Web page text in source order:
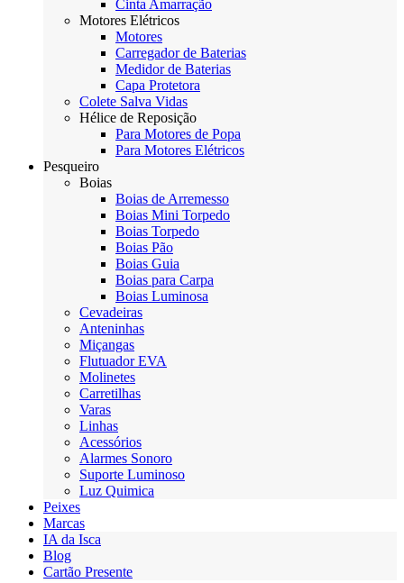
Cinta Amarração
Motores Elétricos
Motores
Carregador de Baterias
Medidor de Baterias
Capa Protetora
Colete Salva Vidas
Hélice de Reposição
Para Motores de Popa
Para Motores Elétricos
Pesqueiro
Boias
Boias de Arremesso
Boias Mini Torpedo
Boias Torpedo
Boias Pão
Boias Guia
Boias para Carpa
Boias Luminosa
Cevadeiras
Anteninhas
Miçangas
Flutuador EVA
Molinetes
Carretilhas
Varas
Linhas
Acessórios
Alarmes Sonoro
Suporte Luminoso
Luz Quimica
Peixes
Marcas
IA da Isca
Blog
Cartão Presente